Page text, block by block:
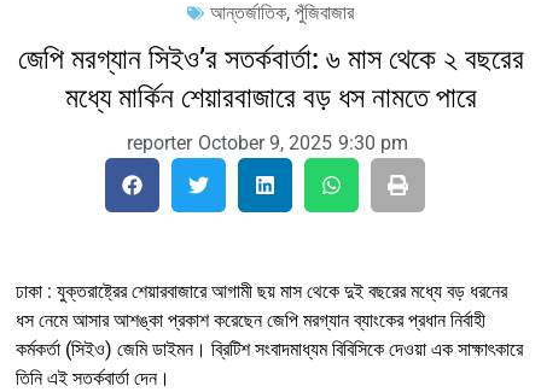
আন্তর্জাতিক, পুঁজিবাজার
জেপি মরগ্যান সিইও’র সতর্কবার্তা: ৬ মাস থেকে ২ বছরের
মধ্যে মার্কিন শেয়ারবাজারে বড় ধস নামতে পারে
reporter October 9, 2025 9:30 pm
ঢাকা : যুক্তরাষ্ট্রের শেয়ারবাজারে আগামী ছয় মাস থেকে দুই বছরের মধ্যে বড় ধরনের
ধস নেমে আসার আশঙ্কা প্রকাশ করেছেন জেপি মরগ্যান ব্যাংকের প্রধান নির্বাহী
কর্মকর্তা (সিইও) জেমি ডাইমন। ব্রিটিশ সংবাদমাধ্যম বিবিসিকে দেওয়া এক সাক্ষাৎকারে
তিনি এই সতর্কবার্তা দেন।